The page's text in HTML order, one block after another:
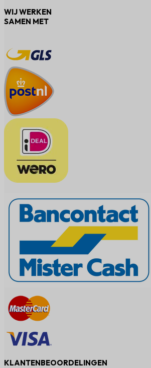
WIJ WERKEN
SAMEN MET
KLANTENBEOORDELINGEN